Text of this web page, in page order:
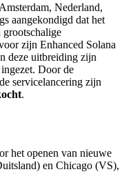
Nederland,
aangekondigd dat het
grootschalige
zijn Enhanced Solana
deze uitbreiding zijn
Door de
servicelancering zijn
.
het openen van nieuwe
en Chicago (VS),